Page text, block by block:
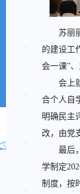
苏丽
的建设工
会一课”
会上
合个人自
明确民主
改，由党
最后
学制定
制度，按